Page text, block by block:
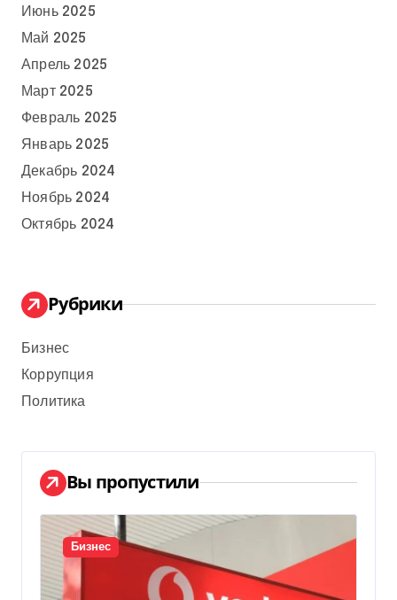
Июнь 2025
Май 2025
Апрель 2025
Март 2025
Февраль 2025
Январь 2025
Декабрь 2024
Ноябрь 2024
Октябрь 2024
Рубрики
Бизнес
Коррупция
Политика
Вы пропустили
Бизнес